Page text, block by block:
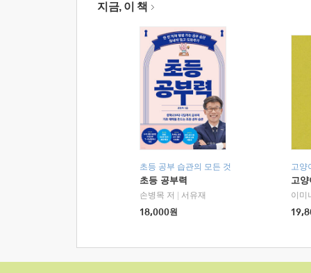
지금, 이 책
초등 공부 습관의 모든 것
초등 공부력
손병목 저
서유재
18,000원
고양
고
이미